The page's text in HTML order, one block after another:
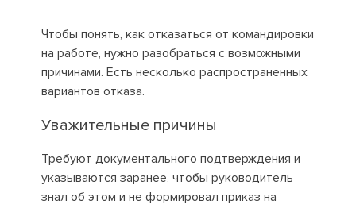
Чтобы понять, как отказаться от командировки
на работе, нужно разобраться с возможными
причинами. Есть несколько распространенных
вариантов отказа.
Уважительные причины
Требуют документального подтверждения и
указываются заранее, чтобы руководитель
знал об этом и не формировал приказ на